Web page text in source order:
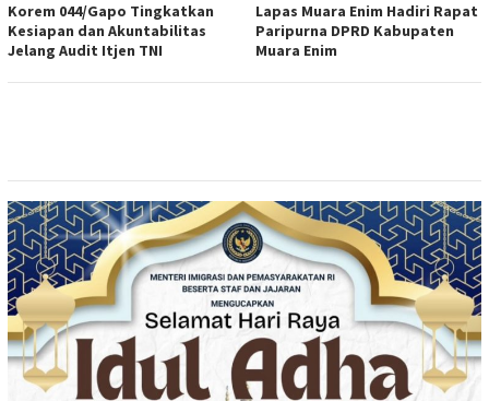
Korem 044/Gapo Tingkatkan
Kesiapan dan Akuntabilitas
Jelang Audit Itjen TNI
Lapas Muara Enim Hadiri Rapat
Paripurna DPRD Kabupaten
Muara Enim